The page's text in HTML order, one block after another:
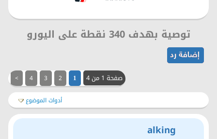
توصية بهدف 340 نقطة على اليورو
صفحة 1 من 4 1
2
3
4
>
أدوات الموضوع
alking